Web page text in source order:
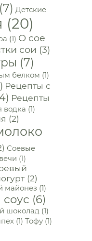
(7) Детские
(20)
(1) О сое
сои (3)
(7)
белком (1)
Рецепты с
Рецепты
водка (1)
(2)
Соевые
(1)
(2)
майонез (1)
(6)
шоколад (1)
(1) Тофу(1)